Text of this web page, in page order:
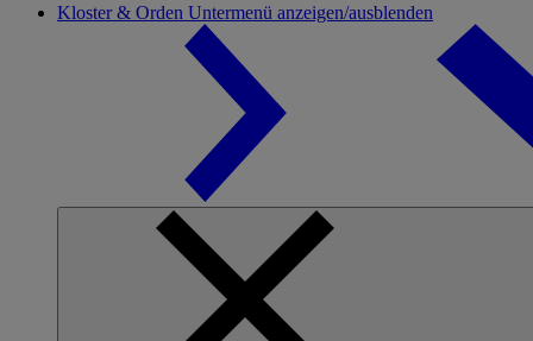
Kloster & Orden Untermenü anzeigen/ausblenden